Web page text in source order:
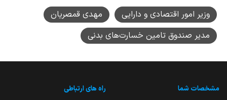
وزیر امور اقتصادی و دارایی
مهدی قمصریان
مدیر صندوق تامین خسارت‌های بدنی
مشخصات شما راه های ارتباطی